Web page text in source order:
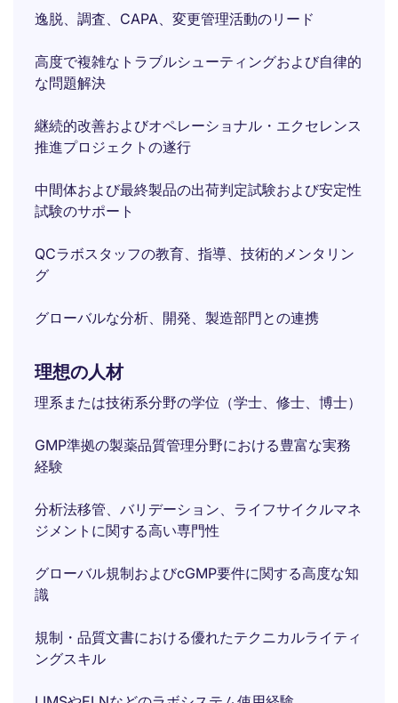
逸脱、調査、CAPA、変更管理活動のリード
高度で複雑なトラブルシューティングおよび自律的
な問題解決
継続的改善およびオペレーショナル・エクセレンス
推進プロジェクトの遂行
中間体および最終製品の出荷判定試験および安定性
試験のサポート
QCラボスタッフの教育、指導、技術的メンタリン
グ
グローバルな分析、開発、製造部門との連携
理想の人材
理系または技術系分野の学位（学士、修士、博士）
GMP準拠の製薬品質管理分野における豊富な実務
経験
分析法移管、バリデーション、ライフサイクルマネ
ジメントに関する高い専門性
グローバル規制およびcGMP要件に関する高度な知
識
規制・品質文書における優れたテクニカルライティ
ングスキル